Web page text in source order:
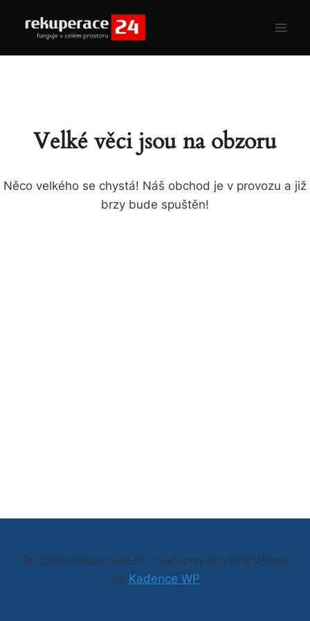
Velké věci jsou na obzoru
Něco velkého se chystá! Náš obchod je v provozu a již
brzy bude spuštěn!
© 2026 rekuperace24 - Šablona pro WordPress
od Kadence WP